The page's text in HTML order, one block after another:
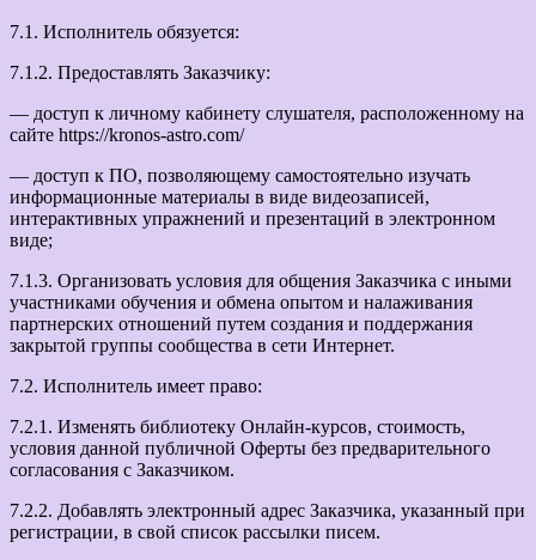
7.1. Исполнитель обязуется:
7.1.2. Предоставлять Заказчику:
— доступ к личному кабинету слушателя, расположенному на
сайте https://kronos-astro.com/
— доступ к ПО, позволяющему самостоятельно изучать
информационные материалы в виде видеозаписей,
интерактивных упражнений и презентаций в электронном
виде;
7.1.3. Организовать условия для общения Заказчика с иными
участниками обучения и обмена опытом и налаживания
партнерских отношений путем создания и поддержания
закрытой группы сообщества в сети Интернет.
7.2. Исполнитель имеет право:
7.2.1. Изменять библиотеку Онлайн-курсов, стоимость,
условия данной публичной Оферты без предварительного
согласования с Заказчиком.
7.2.2. Добавлять электронный адрес Заказчика, указанный при
регистрации, в свой список рассылки писем.